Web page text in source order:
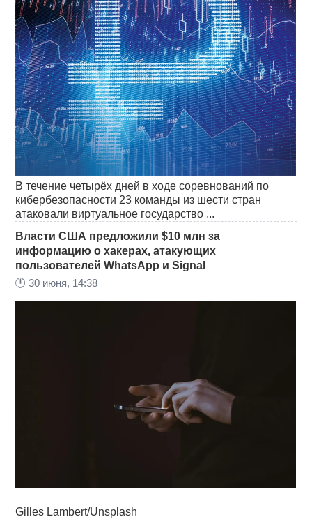
В течение четырёх дней в ходе соревнований по
кибербезопасности 23 команды из шести стран
атаковали виртуальное государство ...
Власти США предложили $10 млн за
информацию о хакерах, атакующих
пользователей WhatsApp и Signal
🕛30 июня, 14:38
Gilles Lambert/Unsplash